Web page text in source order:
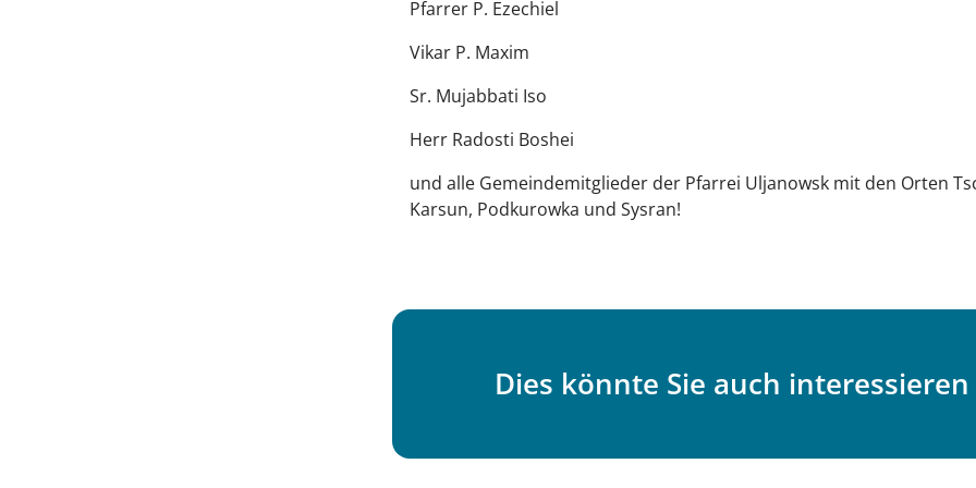
Pfarrer P. Ezechiel
Vikar P. Maxim
Sr. Mujabbati Iso
Herr Radosti Boshei
und alle Gemeindemitglieder der Pfarrei Uljanowsk mit den Orten
Karsun, Podkurowka und Sysran!
Dies könnte Sie auch interessieren